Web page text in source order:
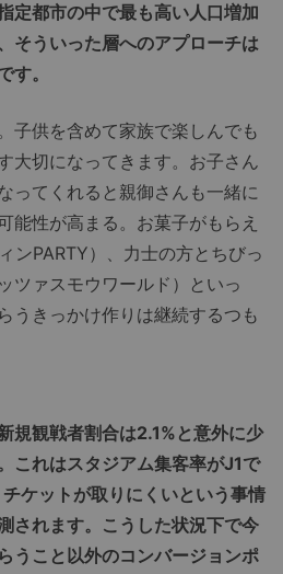
定都市の中で最も高い人口増加
そういった層へのアプローチは
す。
子供を含めて家族で楽しんでも
大切になってきます。お子さん
ってくれると親御さんも一緒に
能性が高まる。お菓子がもらえ
ンPARTY）、力士の方とちびっ
ツァスモウワールド）といっ
うきっかけ作りは継続するつも
観戦者割合は2.1%と意外に少
これはスタジアム集客率がJ1で
ケットが取りにくいという事情
されます。こうした状況下で今
うこと以外のコンバージョンポ